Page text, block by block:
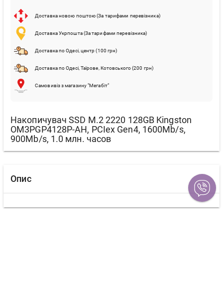
Доставка новою поштою (За тарифами перевізника)
Доставка Укрпошта (За тарифами перевізника)
Доставка по Одесі, центр (100 грн)
Доставка по Одесі, Таїрове, Котовського (200 грн)
Самовивіз з магазину "Мегабіт"
Накопичувач SSD M.2 2220 128GB Kingston
OM3PGP4128P-AH, PCIex Gen4, 1600Mb/s,
900Mb/s, 1.0 млн. часов
Опис